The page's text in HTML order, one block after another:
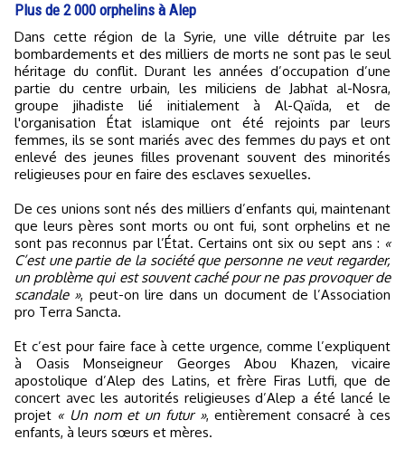
Plus de 2 000 orphelins à Alep
Dans cette région de la Syrie, une ville détruite par les
bombardements et des milliers de morts ne sont pas le seul
héritage du conflit. Durant les années d’occupation d’une
partie du centre urbain, les miliciens de Jabhat al-Nosra,
groupe jihadiste lié initialement à Al-Qaïda, et de
l'organisation État islamique ont été rejoints par leurs
femmes, ils se sont mariés avec des femmes du pays et ont
enlevé des jeunes filles provenant souvent des minorités
religieuses pour en faire des esclaves sexuelles.
De ces unions sont nés des milliers d’enfants qui, maintenant
que leurs pères sont morts ou ont fui, sont orphelins et ne
sont pas reconnus par l’État. Certains ont six ou sept ans : «
C’est une partie de la société que personne ne veut regarder,
un problème qui est souvent caché pour ne pas provoquer de
scandale », peut-on lire dans un document de l’Association
pro Terra Sancta.
Et c’est pour faire face à cette urgence, comme l’expliquent
à Oasis Monseigneur Georges Abou Khazen, vicaire
apostolique d’Alep des Latins, et frère Firas Lutfi, que de
concert avec les autorités religieuses d’Alep a été lancé le
projet « Un nom et un futur », entièrement consacré à ces
enfants, à leurs sœurs et mères.